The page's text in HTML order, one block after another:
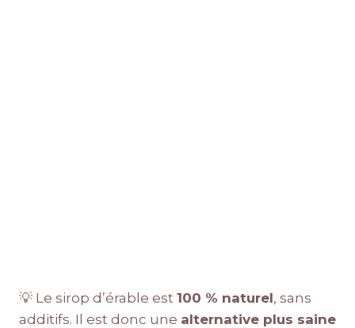
💡 Le sirop d’érable est 100 % naturel, sans
additifs. Il est donc une alternative plus saine